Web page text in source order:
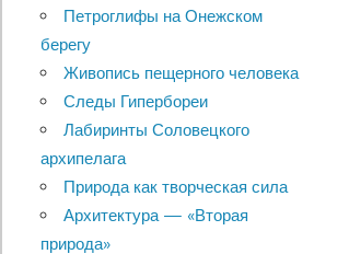
Петроглифы на Онежском
берегу
Живопись пещерного человека
Следы Гипербореи
Лабиринты Соловецкого
архипелага
Природа как творческая сила
Архитектура — «Вторая
природа»